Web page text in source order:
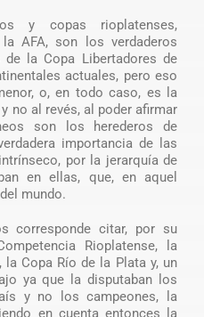
y copas rioplatenses,
AFA, son los verdaderos
la Copa Libertadores de
actuales, pero eso
o, en todo caso, es la
no al revés, al poder afirmar
son los herederos de
importancia de las
por la jerarquía de
en ellas, que, en aquel
mundo.
corresponde citar, por su
Rioplatense, la
Copa Río de la Plata y, un
ya que la disputaban los
y no los campeones, la
en cuenta entonces la